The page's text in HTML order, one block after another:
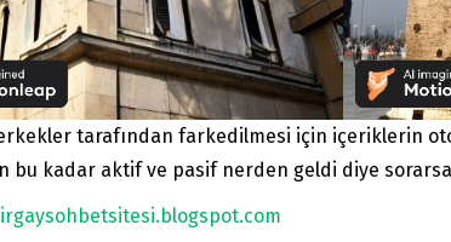
tarafından farkedilmesi için içeriklerin
bu kadar aktif ve pasif nerden geldi diye